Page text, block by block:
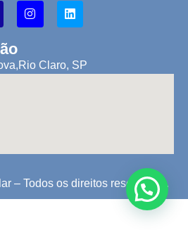
Rio Claro, SP
– Todos os direitos reservados.